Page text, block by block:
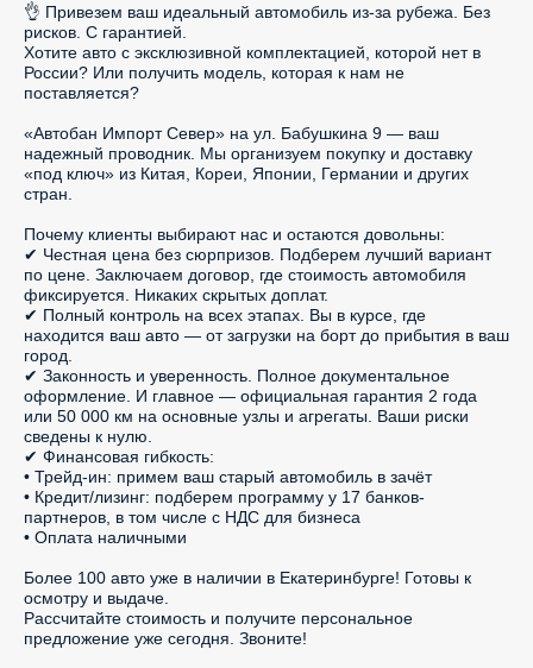
👌 Привезем ваш идеальный автомобиль из-за рубежа. Без
рисков. С гарантией.
Хотите авто с эксклюзивной комплектацией, которой нет в
России? Или получить модель, которая к нам не
поставляется?
«Автобан Импорт Север» на ул. Бабушкина 9 — ваш
надежный проводник. Мы организуем покупку и доставку
«под ключ» из Китая, Кореи, Японии, Германии и других
стран.
Почему клиенты выбирают нас и остаются довольны:
✔ Честная цена без сюрпризов. Подберем лучший вариант
по цене. Заключаем договор, где стоимость автомобиля
фиксируется. Никаких скрытых доплат.
✔ Полный контроль на всех этапах. Вы в курсе, где
находится ваш авто — от загрузки на борт до прибытия в ваш
город.
✔ Законность и уверенность. Полное документальное
оформление. И главное — официальная гарантия 2 года
или 50 000 км на основные узлы и агрегаты. Ваши риски
сведены к нулю.
✔ Финансовая гибкость:
• Трейд-ин: примем ваш старый автомобиль в зачёт
• Кредит/лизинг: подберем программу у 17 банков-
партнеров, в том числе с НДС для бизнеса
• Оплата наличными
Более 100 авто уже в наличии в Екатеринбурге! Готовы к
осмотру и выдаче.
Рассчитайте стоимость и получите персональное
предложение уже сегодня. Звоните!